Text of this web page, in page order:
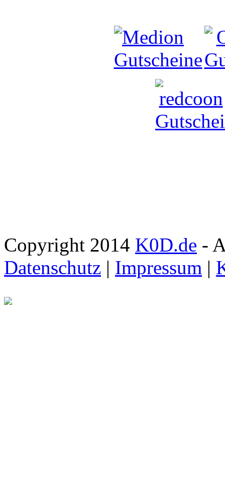
Copyright 2014 K0D.de -
Datenschutz | Impressum |